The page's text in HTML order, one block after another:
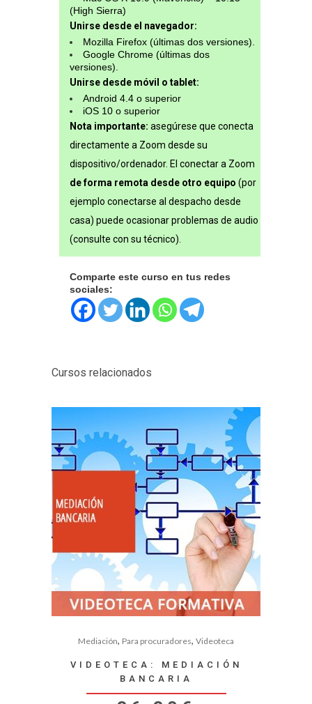
(High Sierra)
Unirse desde el navegador:
Mozilla Firefox (últimas dos versiones).
Google Chrome (últimas dos
versiones).
Unirse desde móvil o tablet:
Android 4.4 o superior
iOS 10 o superior
Nota importante: asegúrese que conecta
directamente a Zoom desde su
dispositivo/ordenador. El conectar a Zoom
de forma remota desde otro equipo (por
ejemplo conectarse al despacho desde
casa) puede ocasionar problemas de audio
(consulte con su técnico).
Comparte este curso en tus redes
sociales:
Cursos relacionados
Mediación, Para procuradores, Videoteca
VIDEOTECA: MEDIACIÓN
BANCARIA